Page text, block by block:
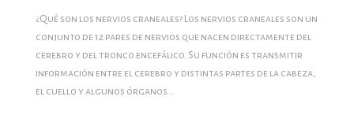
¿Qué son los nervios craneales? Los nervios craneales son un
conjunto de 12 pares de nervios que nacen directamente del
cerebro y del tronco encefálico. Su función es transmitir
información entre el cerebro y distintas partes de la cabeza,
el cuello y algunos órganos...